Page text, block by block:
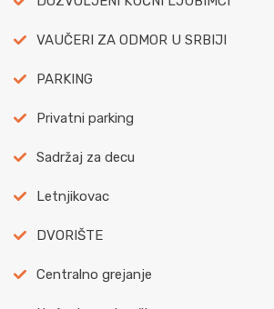
VAUČERI ZA ODMOR U SRBIJI
PARKING
Privatni parking
Sadržaj za decu
Letnjikovac
DVORIŠTE
Centralno grejanje